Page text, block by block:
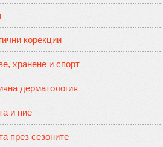
корекции
хранене и спорт
дерматология
и ние
през сезоните